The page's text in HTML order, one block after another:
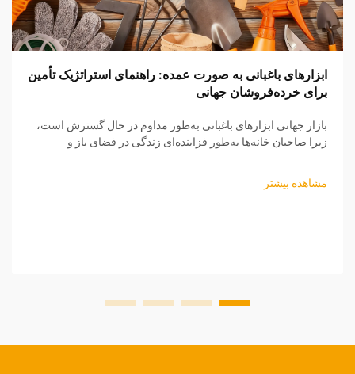
ابزارهای باغبانی به صورت عمده: راهنمای استراتژیک تأمین
برای خرده‌فروشان جهانی
بازار جهانی ابزارهای باغبانی به‌طور مداوم در حال گسترش است،
زیرا صاحبان خانه‌ها به‌طور فزاینده‌ای زندگی در فضای باز و
درک جزئیات ظریف تأمین ابزارهای باغبانی ...
مشاهده بیشتر